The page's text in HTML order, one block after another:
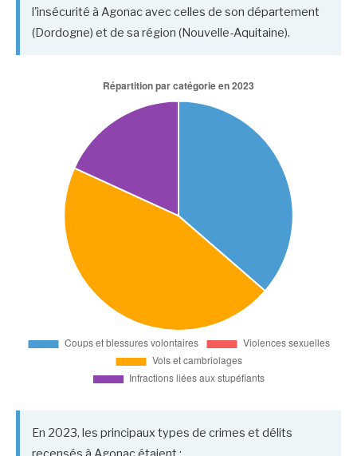
l'insécurité à Agonac avec celles de son département
(Dordogne) et de sa région (Nouvelle-Aquitaine).
En 2023, les principaux types de crimes et délits